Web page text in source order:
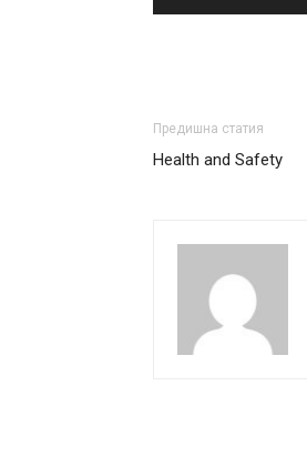
Предишна статия
Health and Safety